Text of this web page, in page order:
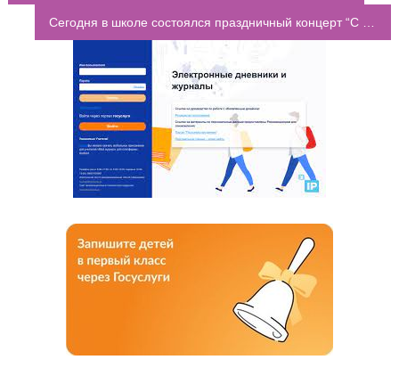
НАВИГАЦИЯ ПО ЗАПИСЯМ
Сегодня в школе состоялся праздничный концерт “С Днём Победы!”